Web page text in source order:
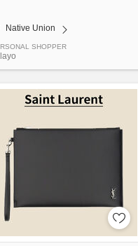
Native Union
SHOPPER